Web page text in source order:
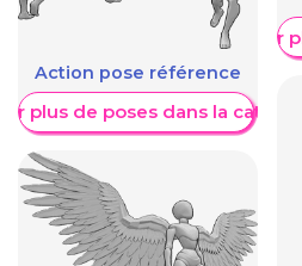
Action pose référence
plus de poses dans la
Afficher